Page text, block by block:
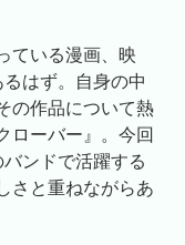
ている漫画、映
はず。自身の中
の作品について熱
ローバー』。今回
ンドで活躍する
さと重ねながらあ